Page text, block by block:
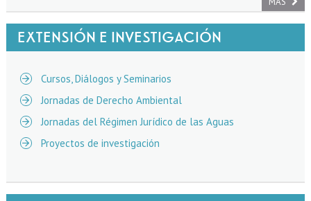
EXTENSIÓN E INVESTIGACIÓN
Cursos, Diálogos y Seminarios
Jornadas de Derecho Ambiental
Jornadas del Régimen Jurídico de las Aguas
Proyectos de investigación